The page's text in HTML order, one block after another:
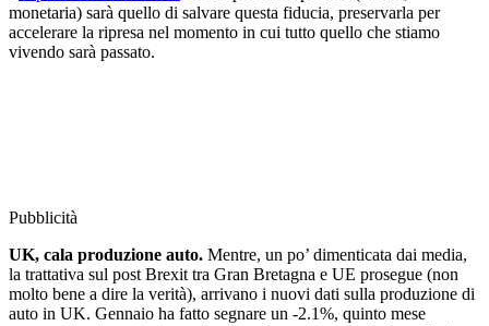
monetaria) sarà quello di salvare questa fiducia, preservarla per
accelerare la ripresa nel momento in cui tutto quello che stiamo
vivendo sarà passato.
Pubblicità
UK, cala produzione auto. Mentre, un po’ dimenticata dai media,
la trattativa sul post Brexit tra Gran Bretagna e UE prosegue (non
molto bene a dire la verità), arrivano i nuovi dati sulla produzione di
auto in UK. Gennaio ha fatto segnare un -2.1%, quinto mese